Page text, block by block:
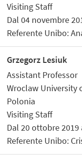
Visiting Staff
Dal 04 novembre
Referente Unibo:
Grzegorz Lesiuk
Assistant Professor
Wroclaw University
Polonia
Visiting Staff
Dal 20 ottobre
Referente Unibo: